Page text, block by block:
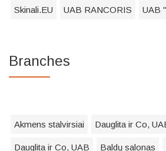
Skinali.EU UAB RANCORIS UAB
Branches
Akmens stalvirsiai Dauglita ir Co,
Dauglita ir Co, UAB Baldų salonas